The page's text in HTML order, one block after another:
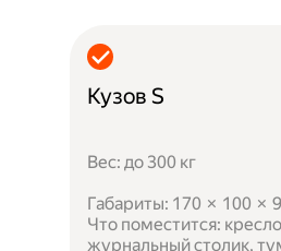
Кузов S
Вес: до 300 кг
Габариты: 170 × 100 ×
Что поместится:
журнальный столик,